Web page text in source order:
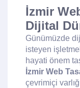
İzmir
Dijital
Günümüzde
isteyen
hayati önem
İzmir Web
çevrimiçi